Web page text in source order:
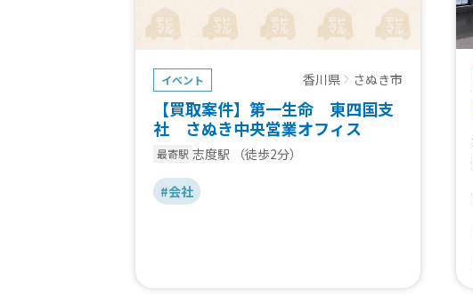
イベント 香川県 さぬき市
【買取案件】第一生命 東四国支
社 さぬき中央営業オフィス
最寄駅 志度駅 （徒歩2分）
#会社